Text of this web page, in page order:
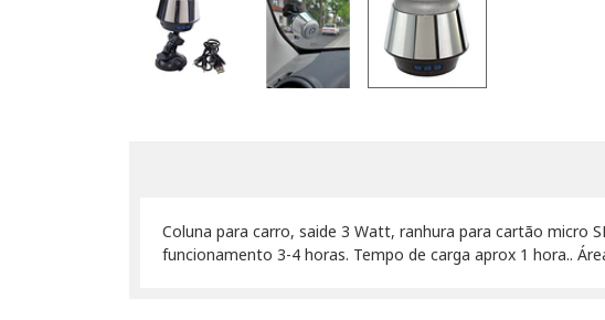
Coluna para carro, saide 3 Watt, ranhura para cartão micro
funcionamento 3-4 horas. Tempo de carga aprox 1 hora..